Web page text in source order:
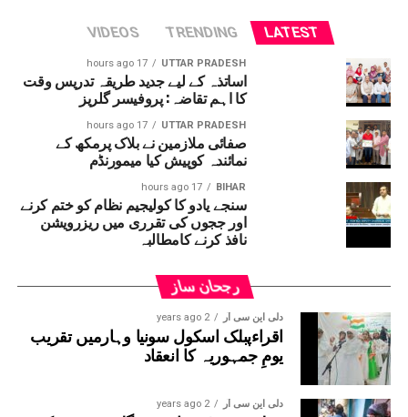
LATEST
TRENDING
VIDEOS
UTTAR PRADESH
17 hours ago
اساتذہ کے لیے جدید طریقہ تدریس وقت
کا اہم تقاضہ: پروفیسر گلریز
UTTAR PRADESH
17 hours ago
صفائی ملازمین نے بلاک پرمکھ کے
نمائندہ کوپیش کیا میمورنڈم
BIHAR
17 hours ago
سنجے یادو کا کولیجیم نظام کو ختم کرنے
اور ججوں کی تقرری میں ریزرویشن
نافذ کرنے کامطالبہ
رجحان ساز
دلی این سی آر 2 years ago
اقراءپبلک اسکول سونیا وہارمیں تقریب
یومِ جمہوریہ کا انعقاد
دلی این سی آر 2 years ago